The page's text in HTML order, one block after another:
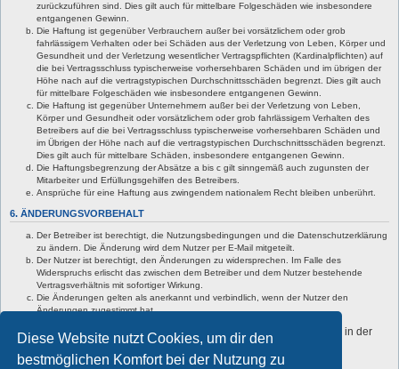
Diese Website nutzt Cookies, um dir den
bestmöglichen Komfort bei der Nutzung zu
zurückzuführen sind. Dies gilt auch für mittelbare Folgeschäden wie insbesondere
entgangenen Gewinn.
Die Haftung ist gegenüber Verbrauchern außer bei vorsätzlichem oder grob
fahrlässigem Verhalten oder bei Schäden aus der Verletzung von Leben, Körper und
Gesundheit und der Verletzung wesentlicher Vertragspflichten (Kardinalpflichten) auf
die bei Vertragsschluss typischerweise vorhersehbaren Schäden und im übrigen der
Höhe nach auf die vertragstypischen Durchschnittsschäden begrenzt. Dies gilt auch
für mittelbare Folgeschäden wie insbesondere entgangenen Gewinn.
Die Haftung ist gegenüber Unternehmern außer bei der Verletzung von Leben,
Körper und Gesundheit oder vorsätzlichem oder grob fahrlässigem Verhalten des
Betreibers auf die bei Vertragsschluss typischerweise vorhersehbaren Schäden und
im Übrigen der Höhe nach auf die vertragstypischen Durchschnittsschäden begrenzt.
Dies gilt auch für mittelbare Schäden, insbesondere entgangenen Gewinn.
Die Haftungsbegrenzung der Absätze a bis c gilt sinngemäß auch zugunsten der
Mitarbeiter und Erfüllungsgehilfen des Betreibers.
Ansprüche für eine Haftung aus zwingendem nationalem Recht bleiben unberührt.
6. ÄNDERUNGSVORBEHALT
Der Betreiber ist berechtigt, die Nutzungsbedingungen und die Datenschutzerklärung
zu ändern. Die Änderung wird dem Nutzer per E-Mail mitgeteilt.
Der Nutzer ist berechtigt, den Änderungen zu widersprechen. Im Falle des
Widerspruchs erlischt das zwischen dem Betreiber und dem Nutzer bestehende
Vertragsverhältnis mit sofortiger Wirkung.
Die Änderungen gelten als anerkannt und verbindlich, wenn der Nutzer den
Änderungen zugestimmt hat.
Informationen über den Umgang mit deinen persönlichen Daten sind in der
Datenschutzerklärung enthalten.